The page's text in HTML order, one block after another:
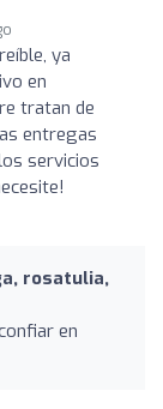
ya
en
tratan de
entregas
servicios
rosatulia,
en